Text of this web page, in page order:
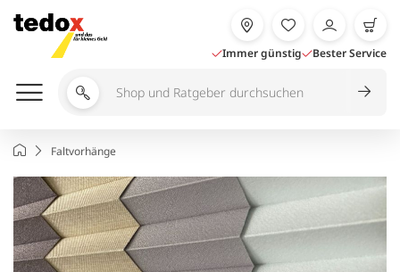
Inhalt
springen
Immer günstig Bester Service
Shop
durchsuchen
StartseiteFaltvorhänge